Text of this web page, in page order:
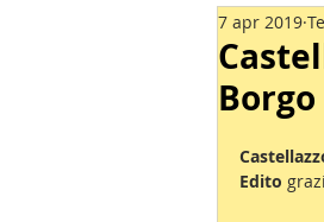
7 apr 2019
Edito